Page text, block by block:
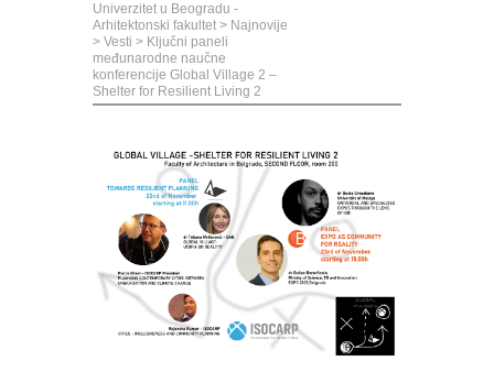
Univerzitet u Beogradu -
Arhitektonski fakultet > Najnovije
> Vesti > Ključni paneli
međunarodne naučne
konferencije Global Village 2 –
Shelter for Resilient Living 2